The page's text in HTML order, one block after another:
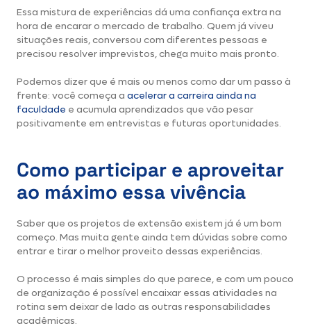
Essa mistura de experiências dá uma confiança extra na
hora de encarar o mercado de trabalho. Quem já viveu
situações reais, conversou com diferentes pessoas e
precisou resolver imprevistos, chega muito mais pronto.
Podemos dizer que é mais ou menos como dar um passo à
frente: você começa a acelerar a carreira ainda na
faculdade e acumula aprendizados que vão pesar
positivamente em entrevistas e futuras oportunidades.
Como participar e aproveitar
ao máximo essa vivência
Saber que os projetos de extensão existem já é um bom
começo. Mas muita gente ainda tem dúvidas sobre como
entrar e tirar o melhor proveito dessas experiências.
O processo é mais simples do que parece, e com um pouco
de organização é possível encaixar essas atividades na
rotina sem deixar de lado as outras responsabilidades
acadêmicas.